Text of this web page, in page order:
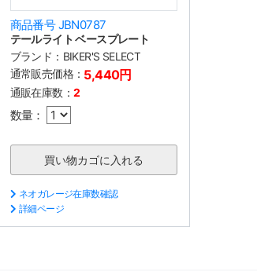
商品番号 JBN0787
テールライト ベースプレート
ブランド： BIKER'S SELECT
通常販売価格： 5,440円
通販在庫数： 2
数量：
ネオガレージ在庫数確認
詳細ページ